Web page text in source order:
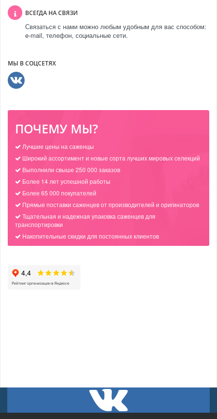
ВСЕГДА НА СВЯЗИ
Связаться с нами можно любым удобным для вас способом:
e-mail, телефон, социальные сети.
МЫ В СОЦСЕТЯХ
ПОЧЕМУ МЫ?
Лучшие цены на саженцы
Широкий ассортимент и новые сорта лучших мировых селекций
Выполнили свыше 250 000 заказов
Более 14 лет успешной работы
Более 65 000 покупателей
Прямые поставки саженцев от производителей и оригинаторов
Тщательная и надежная упаковка саженцев для
транспортировки
Накопительные скидки для постоянных клиентов